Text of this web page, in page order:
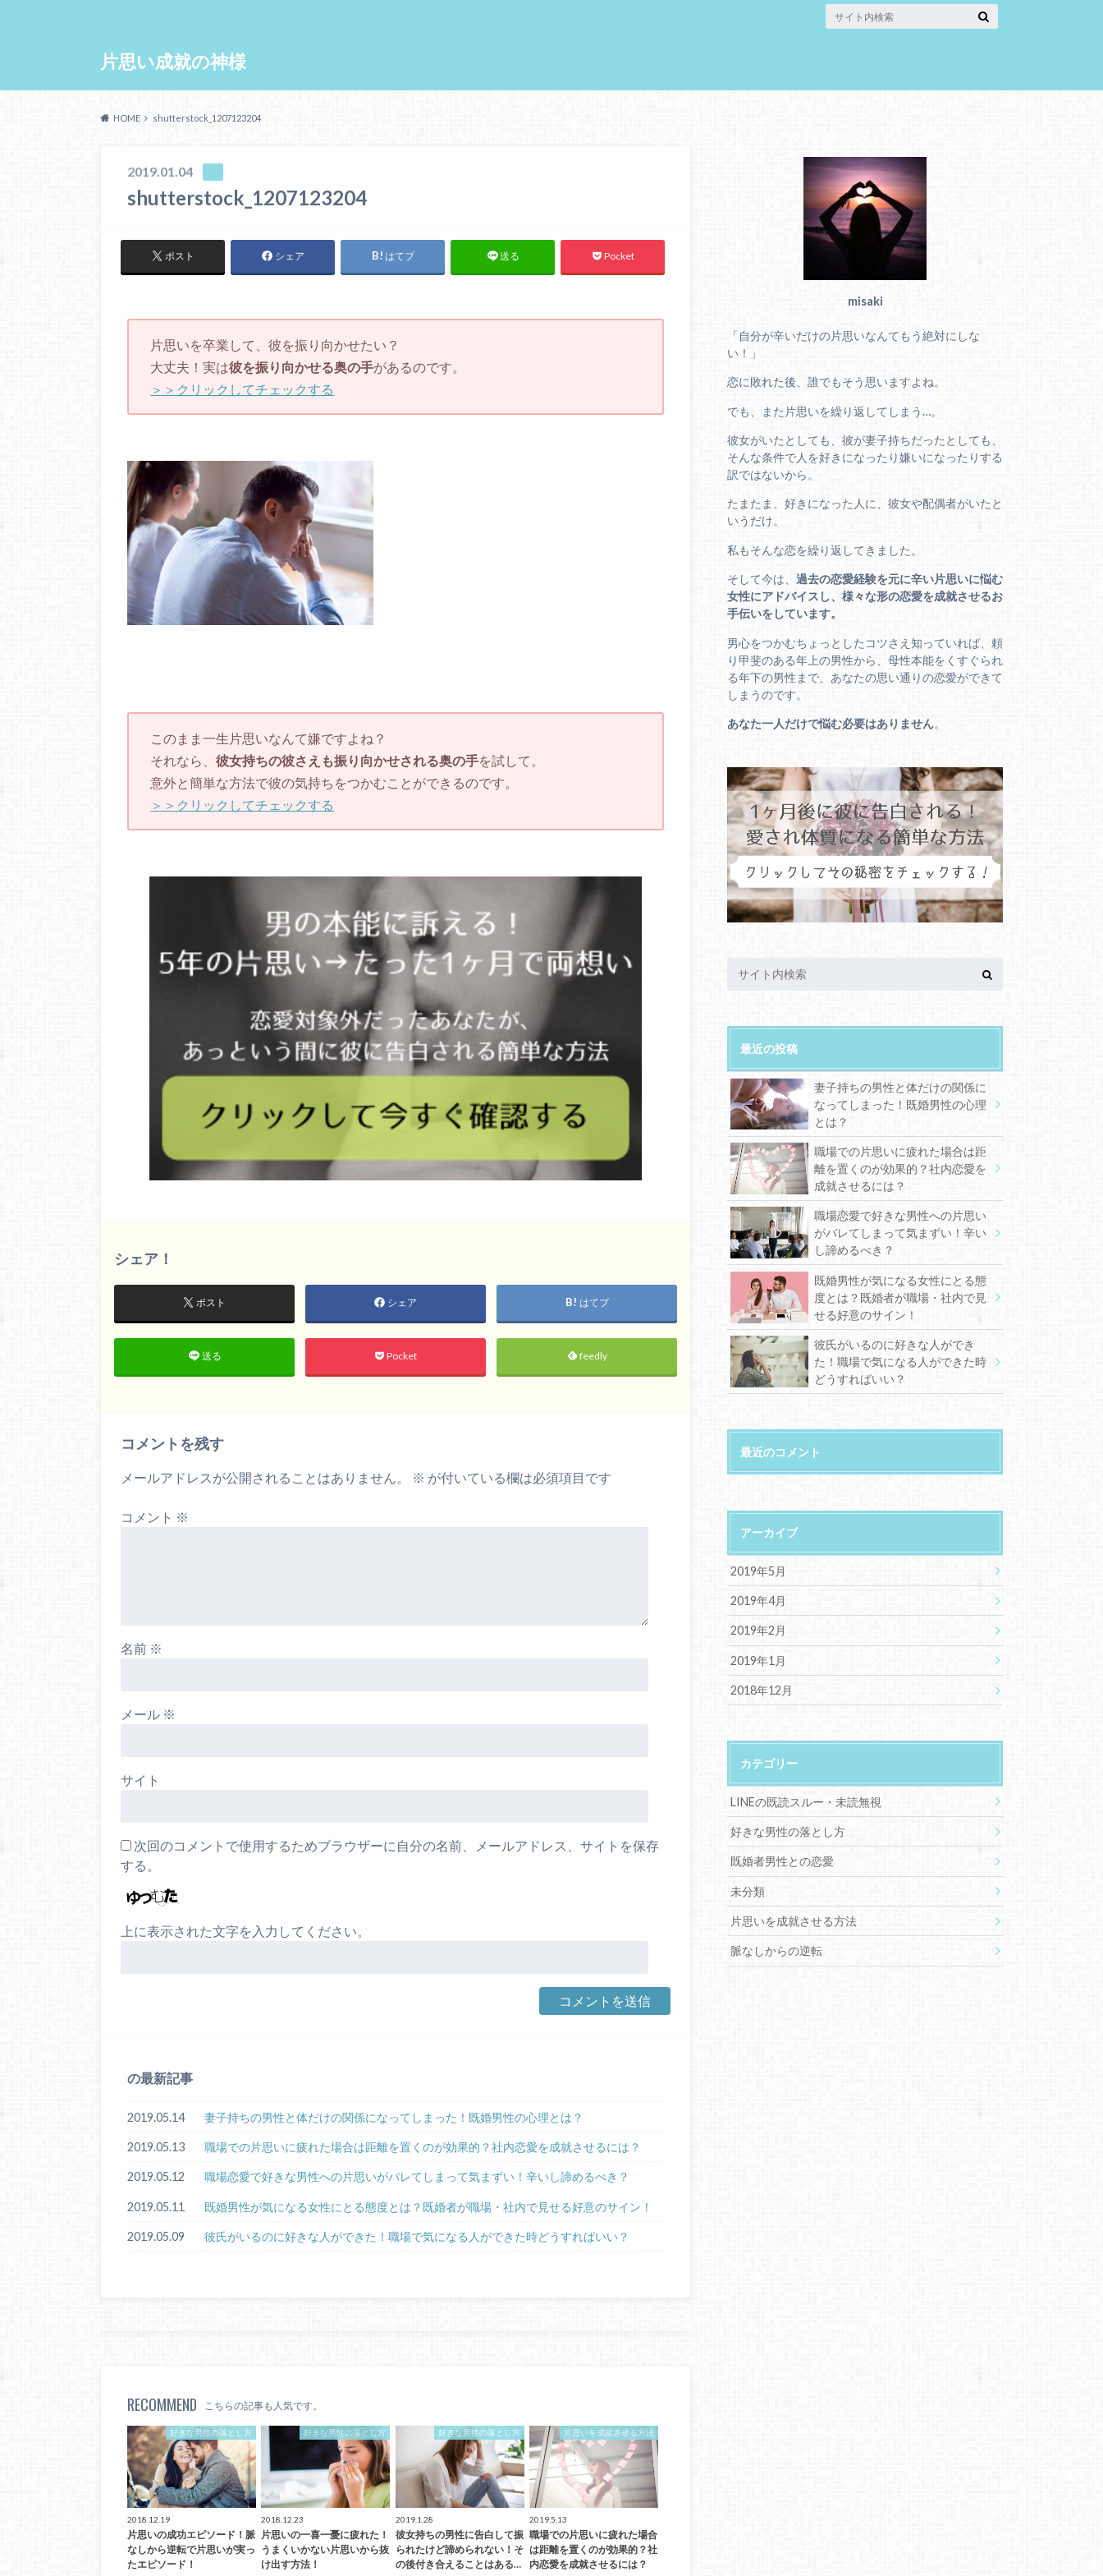
片思い成就の神様
HOME shutterstock_1207123204
2019.01.04
shutterstock_1207123204
ポスト シェア はてブ 送る Pocket
片思いを卒業して、彼を振り向かせたい？
大丈夫！実は彼を振り向かせる奥の手があるのです。
＞＞クリックしてチェックする
このまま一生片思いなんて嫌ですよね？
それなら、彼女持ちの彼さえも振り向かせされる奥の手を試して。
意外と簡単な方法で彼の気持ちをつかむことができるのです。
＞＞クリックしてチェックする
シェア！
ポスト シェア はてブ
送る Pocket feedly
コメントを残す
メールアドレスが公開されることはありません。 ※ が付いている欄は必須項目です
コメント ※
名前 ※
メール ※
サイト
次回のコメントで使用するためブラウザーに自分の名前、メールアドレス、サイトを保存
する。
上に表示された文字を入力してください。
の最新記事
2019.05.14 妻子持ちの男性と体だけの関係になってしまった！既婚男性の心理とは？
2019.05.13 職場での片思いに疲れた場合は距離を置くのが効果的？社内恋愛を成就させるには？
2019.05.12 職場恋愛で好きな男性への片思いがバレてしまって気まずい！辛いし諦めるべき？
2019.05.11 既婚男性が気になる女性にとる態度とは？既婚者が職場・社内で見せる好意のサイン！
2019.05.09 彼氏がいるのに好きな人ができた！職場で気になる人ができた時どうすればいい？
RECOMMEND こちらの記事も人気です。
好きな男性の落とし方
2018.12.19
片思いの成功エピソード！脈
なしから逆転で片思いが実っ
たエピソード！
好きな男性の落とし方
2018.12.23
片思いの一喜一憂に疲れた！
うまくいかない片思いから抜
け出す方法！
好きな男性の落とし方
2019.1.28
彼女持ちの男性に告白して振
られたけど諦められない！そ
の後付き合えることはある…
片思いを成就させる方法
2019.5.13
職場での片思いに疲れた場合
は距離を置くのが効果的？社
内恋愛を成就させるには？
misaki
「自分が辛いだけの片思いなんてもう絶対にしな
い！」
恋に敗れた後、誰でもそう思いますよね。
でも、また片思いを繰り返してしまう…。
彼女がいたとしても、彼が妻子持ちだったとしても、
そんな条件で人を好きになったり嫌いになったりする
訳ではないから。
たまたま、好きになった人に、彼女や配偶者がいたと
いうだけ。
私もそんな恋を繰り返してきました。
そして今は、 過去の恋愛経験を元に辛い片思いに悩む
女性にアドバイスし、様々な形の恋愛を成就させるお
手伝いをしています。
男心をつかむちょっとしたコツさえ知っていれば、頼
り甲斐のある年上の男性から、母性本能をくすぐられ
る年下の男性まで、あなたの思い通りの恋愛ができて
しまうのです。
あなた一人だけで悩む必要はありません。
最近の投稿
妻子持ちの男性と体だけの関係に
なってしまった！既婚男性の心理
とは？
職場での片思いに疲れた場合は距
離を置くのが効果的？社内恋愛を
成就させるには？
職場恋愛で好きな男性への片思い
がバレてしまって気まずい！辛い
し諦めるべき？
既婚男性が気になる女性にとる態
度とは？既婚者が職場・社内で見
せる好意のサイン！
彼氏がいるのに好きな人ができ
た！職場で気になる人ができた時
どうすればいい？
最近のコメント
アーカイブ
2019年5月
2019年4月
2019年2月
2019年1月
2018年12月
カテゴリー
LINEの既読スルー・未読無視
好きな男性の落とし方
既婚者男性との恋愛
未分類
片思いを成就させる方法
脈なしからの逆転